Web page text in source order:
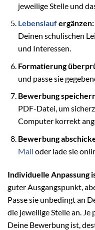
jeweilige Stelle und
Lebenslaufergänzen:
Deinen schulischen
und Interessen.
Formatierung
und passe sie
Bewerbung
PDF-Datei, um
Computer korrekt
Bewerbung
Mail oder lade sie
Individuelle Anpassung
guter Ausgangspunkt,
Passe sie unbedingt an
die jeweilige Stelle an.
Deine Bewerbung ist,